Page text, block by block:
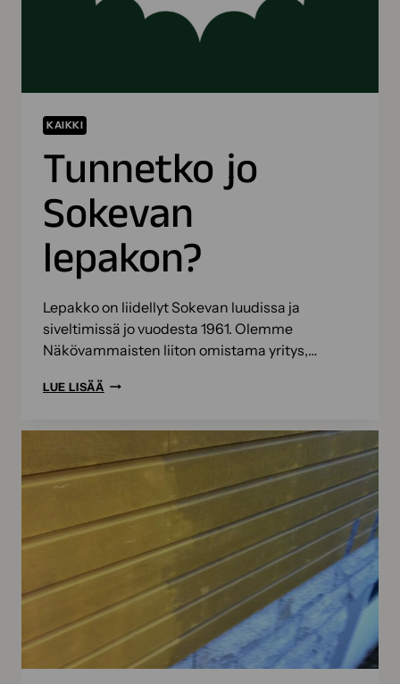
KAIKKI
Tunnetko jo
Sokevan
lepakon?
Lepakko on liidellyt Sokevan luudissa ja
siveltimissä jo vuodesta 1961. Olemme
Näkövammaisten liiton omistama yritys,…
LUE LISÄÄ TUNNETKO
LEPAKON?